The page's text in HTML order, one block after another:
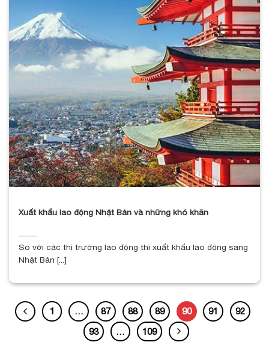
Xuất khẩu lao động Nhật Bản và những khó khăn
So với các thị trường lao động thì xuất khẩu lao động sang
Nhật Bản [...]
1 … 87 88 89 90 91
92
93
… 109